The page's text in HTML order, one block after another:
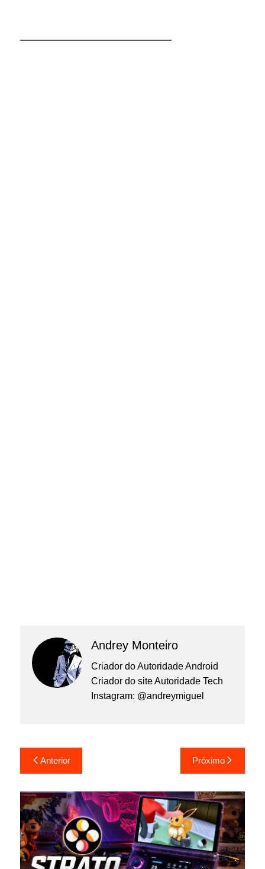
————————————————
Andrey Monteiro
Criador do Autoridade Android
Criador do site Autoridade Tech
Instagram: @andreymiguel
Navegação
de
Post
Anterior Próximo